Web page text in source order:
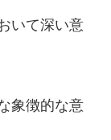
いて深い意
象徴的な意